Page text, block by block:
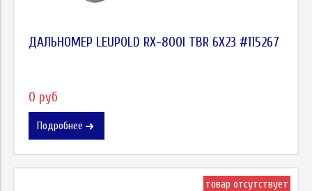
ДАЛЬНОМЕР LEUPOLD RX-800I TBR 6X23 #115267
0 руб
Подробнее
товар отсутствует